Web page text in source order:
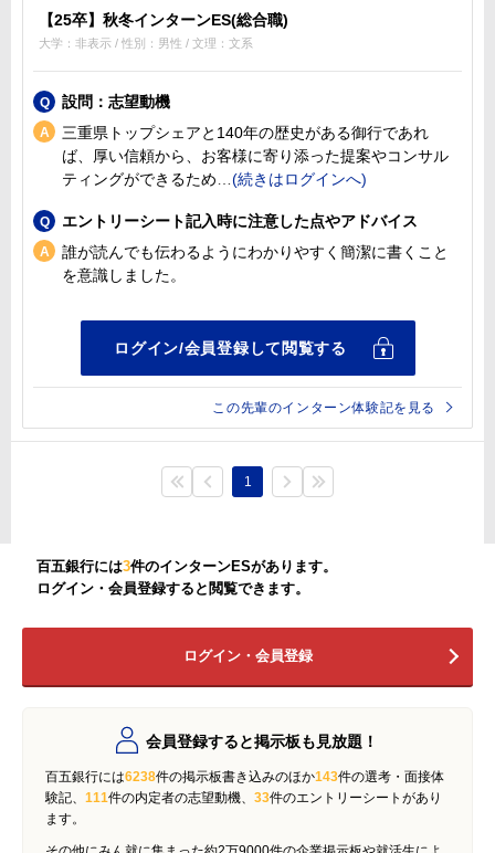
【25卒】秋冬インターンES(総合職)
大学：非表示 / 性別：男性 / 文理：文系
設問：志望動機
三重県トップシェアと140年の歴史がある御行であれ
ば、厚い信頼から、お客様に寄り添った提案やコンサル
ティングができるため
エントリーシート記入時に注意した点やアドバイス
誰が読んでも伝わるようにわかりやすく簡潔に書くこと
を意識しました。
この先輩のインターン体験記を見る
1
百五銀行には3件のインターンESがあります。
ログイン・会員登録すると閲覧できます。
ログイン・会員登録
会員登録すると掲示板も見放題！
百五銀行には6238件の掲示板書き込みのほか143件の選考・面接体
験記、 111件の内定者の志望動機、 33件のエントリーシートがあり
ます。